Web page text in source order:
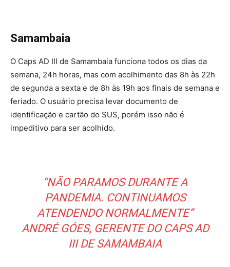
Samambaia
O Caps AD III de Samambaia funciona todos os dias da
semana, 24h horas, mas com acolhimento das 8h às 22h
de segunda a sexta e de 8h às 19h aos finais de semana e
feriado. O usuário precisa levar documento de
identificação e cartão do SUS, porém isso não é
impeditivo para ser acolhido.
“NÃO PARAMOS DURANTE A
PANDEMIA. CONTINUAMOS
ATENDENDO NORMALMENTE”
ANDRÉ GÓES, GERENTE DO CAPS AD
III DE SAMAMBAIA